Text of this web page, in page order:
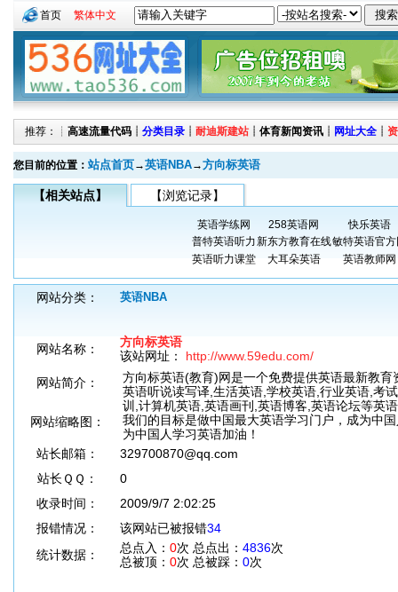
首页 繁体中文
推荐：┊ 高速流量代码 ┊ 分类目录 ┊ 耐迪斯建站 ┊ 体育新闻资讯 ┊ 网址大全 ┊
您目前的位置： 站点首页→英语NBA→方向标英语
【相关站点】 【浏览记录】
英语学练网 258英语网
快乐英语
普特英语听力新东方教育在线敏特英语官方
英语听力课堂
大耳朵英语 英语教师网
网站分类： 英语NBA
网站名称：
方向标英语
该站网址： http://www.59edu.com/
网站简介：
方向标英语(教育)网是一个免费提供英语最新教育
英语听说读写译,生活英语,学校英语,行业英语,考
训,计算机英语,英语画刊,英语博客,英语论坛等英
我们的目标是做中国最大英语学习门户，成为中
为中国人学习英语加油！
网站缩略图：
站长邮箱：
329700870@qq.com
站长ＱＱ：
0
收录时间：
2009/9/7 2:02:25
报错情况：
该网站已被报错34
统计数据：
总点入： 0次 总点出： 4836次
总被顶： 0次 总被踩： 0次